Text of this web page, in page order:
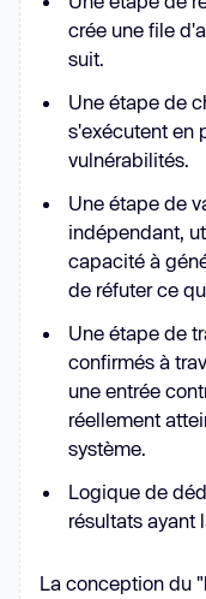
crée une file
suit.
Une étape de
s'exécutent en
vulnérabilités.
Une étape de
indépendant,
capacité à
de réfuter ce
Une étape de
confirmés à
une entrée
réellement
système.
Logique de
résultats ayant
La conception du